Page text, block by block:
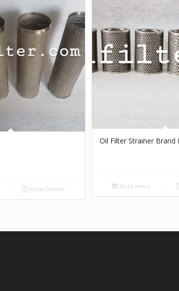
Show Details
Oil Filter Strainer Brand
Read more